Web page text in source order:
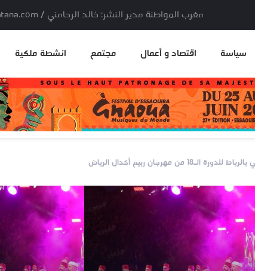
مغرب المواطنة مدير النشر: خالد الرحامني / E-mail: info@mouatana.com
سياسة اقتصاد و أعمال مجتمع انشطة ملكية
الـ18 من مهرجان ربيع أكدال الرياض